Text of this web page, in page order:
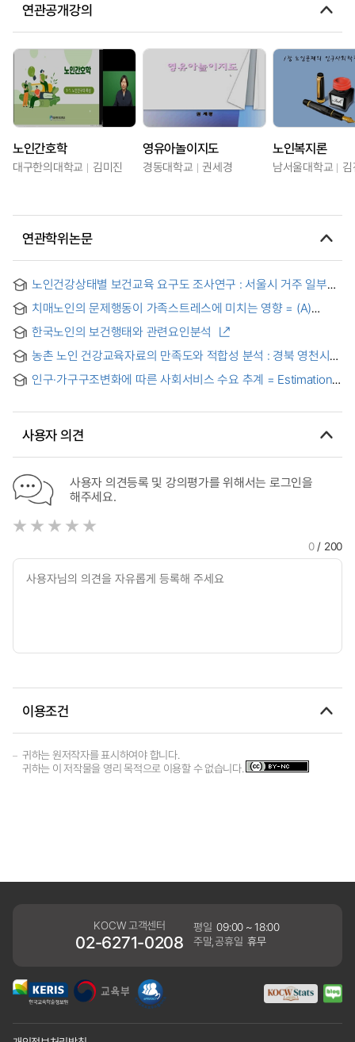
연관공개강의
노인간호학
대구한의대학교 김미진
영유아놀이지도
경동대학교 권세경
노인복지론
남서울대학교
연관학위논문
노인건강상태별 보건교육 요구도 조사연구 : 서울시 거주 일부
education according to the Health State of the Elderly :
Focused on some elderly subjects living in Seoul
치매노인의 문제행동이 가족스트레스에 미치는 영향 = (A)
Demented Elderly upon the Stress among Family
members
한국노인의 보건행태와 관련요인분석
농촌 노인 건강교육자료의 만족도와 적합성 분석 : 경북 영천시를
인구·가구구조변화에 따른 사회서비스 수요 추계 = Estimation
사용자 의견
사용자 의견등록 및 강의평가를 위해서는 로그인을
해주세요.
0/ 200
이용조건
귀하는 원저작자를 표시하여야 합니다.
귀하는 이 저작물을 영리 목적으로 이용할 수 없습니다.
KOCW 고객센터
02-6271-0208
평일 09:00 ~ 18:00
주말,공휴일 휴무